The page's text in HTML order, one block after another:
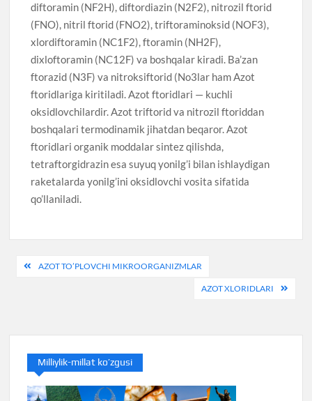
diftoramin (NF2H), diftordiazin (N2F2), nitrozil ftorid
(FNO), nitril ftorid (FNO2), triftoraminoksid (NOF3),
xlordiftoramin (NC1F2), ftoramin (NH2F),
dixloftoramin (NC12F) va boshqalar kiradi. Ba’zan
ftorazid (N3F) va nitroksiftorid (No3lar ham Azot
ftoridlariga kiritiladi. Azot ftoridlari — kuchli
oksidlovchilardir. Azot triftorid va nitrozil ftoriddan
boshqalari termodinamik jihatdan beqaror. Azot
ftoridlari organik moddalar sintez qilishda,
tetraftorgidrazin esa suyuq yonilg’i bilan ishlaydigan
raketalarda yonilg’ini oksidlovchi vosita sifatida
qo’llaniladi.
PostAZOT TO’PLOVCHI MIKROORGANIZMLAR
AZOT XLORIDLARI
Milliylik-millat ko’zgusi